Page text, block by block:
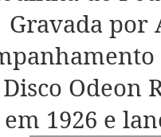
Gravada por
Disco Odeon
1926 e